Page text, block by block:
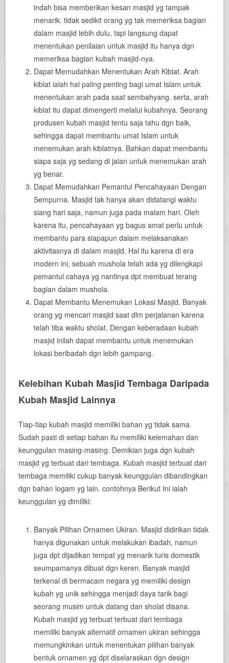
indah bisa memberikan kesan masjid yg tampak
menarik. tidak sedikit orang yg tak memeriksa bagian
dalam masjid lebih dulu, tapi langsung dapat
menentukan penilaian untuk masjid itu hanya dgn
memeriksa bagian kubah masjid-nya.
Dapat Memudahkan Menentukan Arah Kiblat. Arah
kiblat ialah hal paling penting bagi umat Islam untuk
menentukan arah pada saat sembahyang. serta, arah
kiblat itu dapat dimengerti melalui kubahnya. Seorang
produsen kubah masjid tentu saja tahu dgn baik,
sehingga dapat membantu umat Islam untuk
menemukan arah kiblatnya. Bahkan dapat membantu
siapa saja yg sedang di jalan untuk menemukan arah
yg benar.
Dapat Memudahkan Pemantul Pencahayaan Dengan
Sempurna. Masjid tak hanya akan didatangi waktu
siang hari saja, namun juga pada malam hari. Oleh
karena itu, pencahayaan yg bagus amat perlu untuk
membantu para siapapun dalam melaksanakan
aktivitasnya di dalam masjid. Hal itu karena di era
modern ini, sebuah mushola telah ada yg dilengkapi
pemantul cahaya yg nantinya dpt membuat terang
bagian dalam mushola.
Dapat Membantu Menemukan Lokasi Masjid. Banyak
orang yg mencari masjid saat dlm perjalanan karena
telah tiba waktu sholat. Dengan keberadaan kubah
masjid inilah dapat membantu untuk menemukan
lokasi beribadah dgn lebih gampang.
Kelebihan Kubah Masjid Tembaga Daripada
Kubah Masjid Lainnya
Tiap-tiap kubah masjid memiliki bahan yg tidak sama.
Sudah pasti di setiap bahan itu memiliki kelemahan dan
keunggulan masing-masing. Demikian juga dgn kubah
masjid yg terbuat dari tembaga. Kubah masjid terbuat dari
tembaga memiliki cukup banyak keunggulan dibandingkan
dgn bahan logam yg lain. contohnya Berikut Ini ialah
keunggulan yg dimiliki:
Banyak Pilihan Ornamen Ukiran. Masjid didirikan tidak
hanya digunakan untuk melakukan ibadah, namun
juga dpt dijadikan tempat yg menarik turis domestik
seumpamanya dibuat dgn keren. Banyak masjid
terkenal di bermacam negara yg memiliki design
kubah yg unik sehingga menjadi daya tarik bagi
seorang musim untuk datang dan sholat disana.
Kubah masjid yg terbuat terbuat dari tembaga
memiliki banyak alternatif ornamen ukiran sehingga
memungkinkan untuk menentukan pilihan banyak
bentuk ornamen yg dpt diselaraskan dgn design